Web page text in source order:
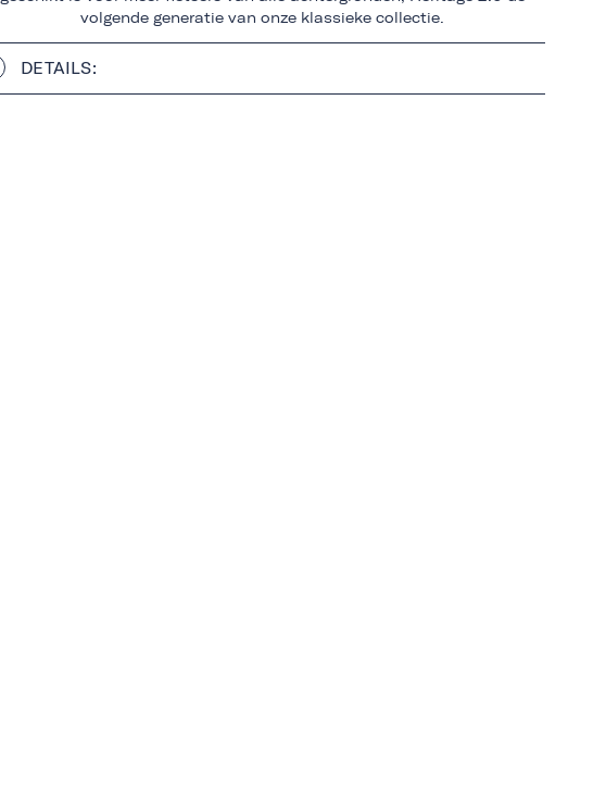
volgende generatie van onze klassieke collectie.
DETAILS: